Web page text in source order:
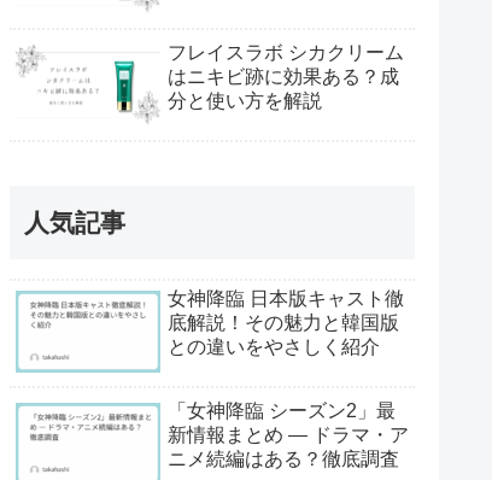
フレイスラボ シカクリーム
はニキビ跡に効果ある？成
分と使い方を解説
人気記事
女神降臨 日本版キャスト徹
底解説！その魅力と韓国版
との違いをやさしく紹介
「女神降臨 シーズン2」最
新情報まとめ ― ドラマ・ア
ニメ続編はある？徹底調査